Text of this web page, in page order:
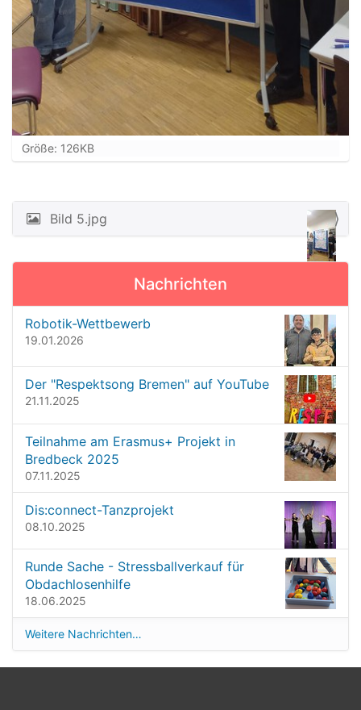
Z
e
e
B
l
n
v
o
e
G
r
ö
ß
…
Größe: 126KB
N
v
g
a
i
o
n
Bild 5.jpg
Nachrichten
Robotik-Wettbewerb
19.01.2026
Der "Respektsong Bremen" auf YouTube
21.11.2025
Teilnahme am Erasmus+ Projekt in
Bredbeck 2025
07.11.2025
Dis:connect-Tanzprojekt
08.10.2025
Runde Sache - Stressballverkauf für
Obdachlosenhilfe
18.06.2025
Weitere Nachrichten…